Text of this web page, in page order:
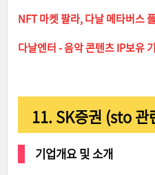
NFT 마켓 팔라, 다날 메타버스
다날엔터 - 음악 콘텐츠 IP보유
11. SK증권 (sto 관
기업개요 및 소개